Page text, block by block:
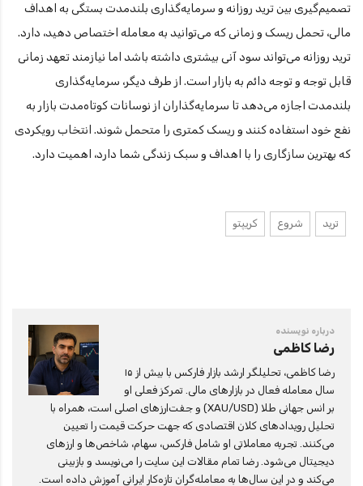
تصمیم‌گیری بین ترید روزانه و سرمایه‌گذاری بلندمدت بستگی به اهداف
مالی، تحمل ریسک و زمانی که می‌توانید به معامله اختصاص دهید، دارد.
ترید روزانه می‌تواند سود آنی بیشتری داشته باشد اما نیازمند تعهد زمانی
قابل توجه و توجه دائم به بازار است. از طرف دیگر، سرمایه‌گذاری
بلندمدت اجازه می‌دهد تا سرمایه‌گذاران از نوسانات کوتاه‌مدت بازار به
نفع خود استفاده کنند و ریسک کمتری را متحمل شوند. انتخاب رویکردی
که بهترین سازگاری را با اهداف و سبک زندگی شما دارد، اهمیت دارد.
ترید شروع کریپتو
درباره نویسنده
رضا کاظمی
رضا کاظمی، تحلیلگر ارشد بازار فارکس با بیش از ۱۵
سال معامله فعال در بازارهای مالی. تمرکز فعلی او
بر انس جهانی طلا (XAU/USD) و جفت‌ارزهای اصلی است، همراه با
تحلیل رویدادهای کلان اقتصادی که جهت حرکت قیمت را تعیین
می‌کنند. تجربه معاملاتی او شامل فارکس، سهام، شاخص‌ها و ارزهای
دیجیتال می‌شود. رضا تمام مقالات این سایت را می‌نویسد و بازبینی
می‌کند و در این سال‌ها به معامله‌گران تازه‌کار ایرانی آموزش داده است.